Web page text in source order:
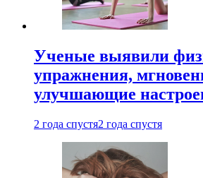
Ученые выявили
упражнения,
улучшающие
2 года спустя2 года спустя